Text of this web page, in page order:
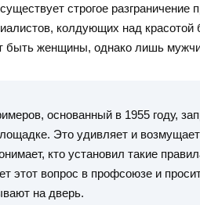
строгое
колдующих над
быть женщины, однако лишь
основанный в 1955 году,
Это удивляет и
кто установил такие
этот вопрос в профсоюзе и
на дверь.